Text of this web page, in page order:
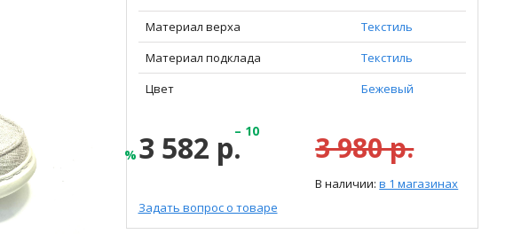
Материал верха
Текстиль
Материал подклада
Текстиль
Цвет
Бежевый
3 582 р.– 10
%
Задать вопрос о товаре
3 980 р.
В наличии:в 1 магазинах